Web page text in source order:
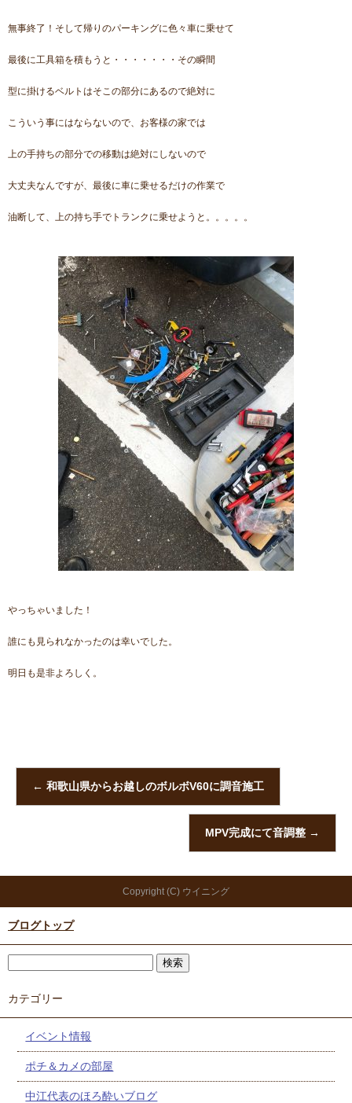
無事終了！そして帰りのパーキングに色々車に乗せて
最後に工具箱を積もうと・・・・・・・その瞬間
型に掛けるベルトはそこの部分にあるので絶対に
こういう事にはならないので、お客様の家では
上の手持ちの部分での移動は絶対にしないので
大丈夫なんですが、最後に車に乗せるだけの作業で
油断して、上の持ち手でトランクに乗せようと。。。。。
やっちゃいました！
誰にも見られなかったのは幸いでした。
明日も是非よろしく。
← 和歌山県からお越しのボルボV60に調音施工
MPV完成にて音調整 →
Copyright (C) ウイニング
ブログトップ
カテゴリー
イベント情報
ポチ＆カメの部屋
中江代表のほろ酔いブログ